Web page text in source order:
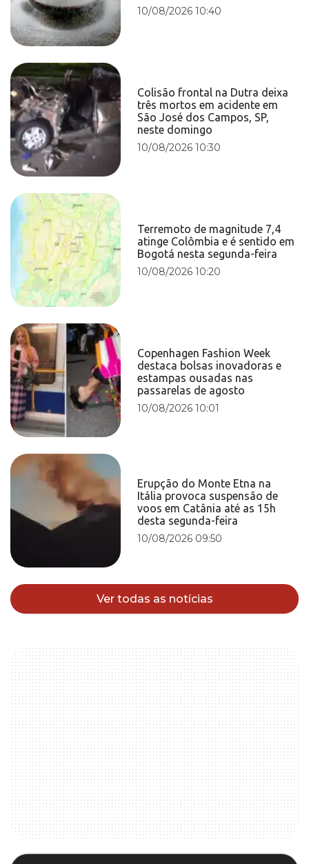
10/08/2026 10:40
Colisão frontal na Dutra deixa
três mortos em acidente em
São José dos Campos, SP,
neste domingo
10/08/2026 10:30
Terremoto de magnitude 7,4
atinge Colômbia e é sentido em
Bogotá nesta segunda-feira
10/08/2026 10:20
Copenhagen Fashion Week
destaca bolsas inovadoras e
estampas ousadas nas
passarelas de agosto
10/08/2026 10:01
Erupção do Monte Etna na
Itália provoca suspensão de
voos em Catânia até as 15h
desta segunda-feira
10/08/2026 09:50
Ver todas as notícias